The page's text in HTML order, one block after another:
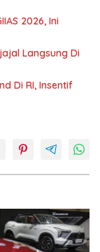
2026, Ini
Langsung Di
Di RI, Insentif